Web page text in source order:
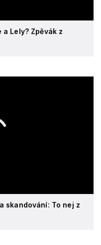
Lely? Zpěvák z
skandování: To nej z